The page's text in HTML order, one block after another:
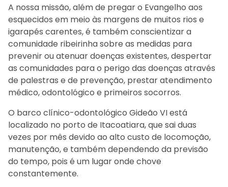
A nossa missão, além de pregar o Evangelho aos
esquecidos em meio às margens de muitos rios e
igarapés carentes, é também conscientizar a
comunidade ribeirinha sobre as medidas para
prevenir ou atenuar doenças existentes, despertar
as comunidades para o perigo das doenças através
de palestras e de prevenção, prestar atendimento
médico, odontológico e primeiros socorros.
O barco clínico-odontológico Gideão VI está
localizado no porto de Itacoatiara, que sai duas
vezes por mês devido ao alto custo de locomoção,
manutenção, e também dependendo da previsão
do tempo, pois é um lugar onde chove
constantemente.